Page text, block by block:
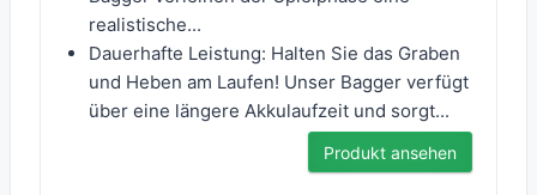
realistische...
Dauerhafte Leistung: Halten Sie das Graben
und Heben am Laufen! Unser Bagger verfügt
über eine längere Akkulaufzeit und sorgt...
Produkt ansehen